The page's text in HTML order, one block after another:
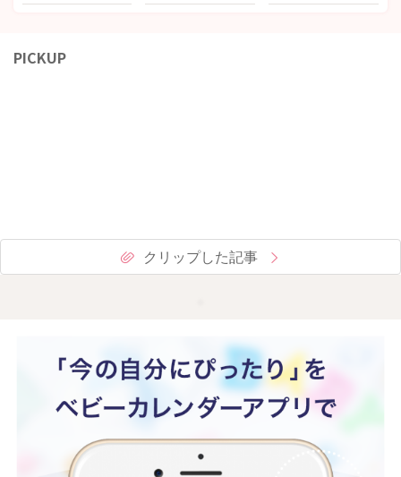
PICKUP
クリップした記事